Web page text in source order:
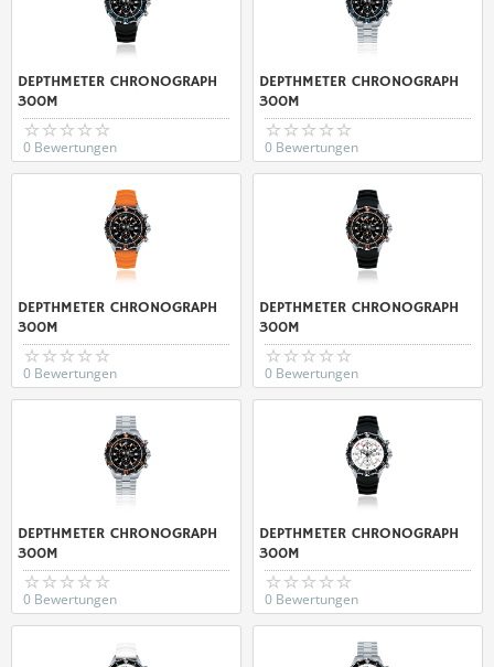
DEPTHMETER CHRONOGRAPH
300M
0 Bewertungen
DEPTHMETER CHRONOGRAPH
300M
0 Bewertungen
DEPTHMETER CHRONOGRAPH
300M
0 Bewertungen
DEPTHMETER CHRONOGRAPH
300M
0 Bewertungen
DEPTHMETER CHRONOGRAPH
300M
0 Bewertungen
DEPTHMETER CHRONOGRAPH
300M
0 Bewertungen